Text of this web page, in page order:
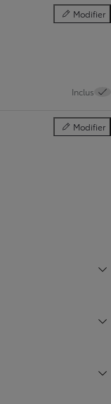
Modifier
Sellerie
Inclus
Modifier
Packs et